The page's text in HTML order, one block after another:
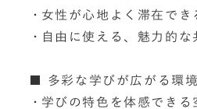
女性が心地よく滞在でき
自由に使える、魅力的な
■ 多彩な学びが広がる環境
学びの特色を体感できる